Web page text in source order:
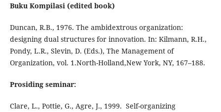
Buku Kompilasi (edited book)
Duncan, R.B., 1976. The ambidextrous organization:
designing dual structures for innovation. In: Kilmann, R.H.,
Pondy, L.R., Slevin, D. (Eds.), The Management of
Organization, vol. 1.North-Holland,New York, NY, 167–188.
Prosiding seminar:
Clare, L., Pottie, G., Agre, J., 1999. Self-organizing